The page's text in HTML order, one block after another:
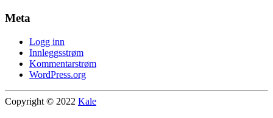
Meta
Logg inn
Innleggsstrøm
Kommentarstrøm
WordPress.org
Copyright © 2022 Kale